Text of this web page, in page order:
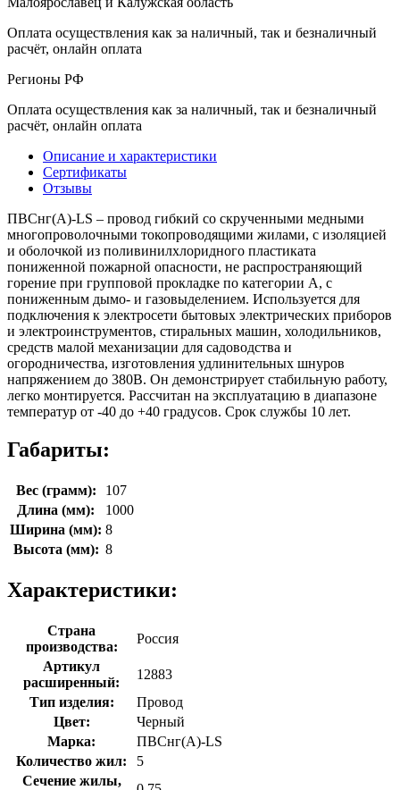
Оплата осуществления как за наличный, так и безналичный
расчёт, онлайн оплата
Регионы РФ
Оплата осуществления как за наличный, так и безналичный
расчёт, онлайн оплата
Описание и характеристики
Сертификаты
Отзывы
ПВСнг(А)-LS – провод гибкий со скрученными медными
многопроволочными токопроводящими жилами, с изоляцией
и оболочкой из поливинилхлоридного пластиката
пониженной пожарной опасности, не распространяющий
горение при групповой прокладке по категории А, с
пониженным дымо- и газовыделением. Используется для
подключения к электросети бытовых электрических приборов
и электроинструментов, стиральных машин, холодильников,
средств малой механизации для садоводства и
огородничества, изготовления удлинительных шнуров
напряжением до 380В. Он демонстрирует стабильную работу,
легко монтируется. Рассчитан на эксплуатацию в диапазоне
температур от -40 до +40 градусов. Срок службы 10 лет.
Габариты:
Вес (грамм):
107
Длина (мм):
1000
Ширина (мм): 8
Высота (мм): 8
Характеристики:
Страна
производства:
Россия
Артикул
расширенный:
12883
Тип изделия:
Провод
Цвет:
Черный
Марка:
ПВСнг(A)-LS
Количество жил:
5
Сечение жилы,